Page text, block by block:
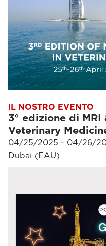
IL NOSTRO EVENTO
3° edizione di
Veterinary
04/25/2025 - 04/26/
Dubai (EAU)